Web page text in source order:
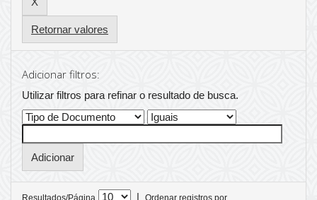
Retornar valores
Adicionar filtros:
Utilizar filtros para refinar o resultado de busca.
Resultados/Página |
Ordenar registros por